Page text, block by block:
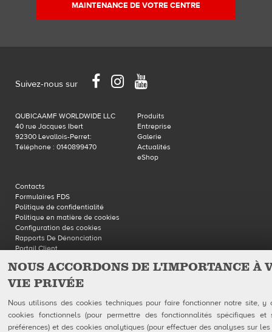
NOUS ACCORDONS DE L'IMPORTANCE À
VIE PRIVÉE
Nous utilisons des cookies techniques pour faire fonctionner notre site, y
cookies fonctionnels (pour permettre des fonctionnalités spécifiques et
préférences) et des cookies analytiques (pour effectuer des analyses sur
MAINTENANCE DE VOTRE CENTRE
QUBICAAMF WORLDWIDE LLC
40 rue Jacques Ibert
92300 Levallois-Perret:
Téléphone : 0140899470
Produits
Entreprise
Galerie
Actualités
eShop
Contacts
Formulaires FDS
Politique de confidentialité
Politique en matière de cookies
Configuration des cookies
Rapports De Dénonciation
Portail Client
Suivez-nous sur
FacebookInstagram
QubicaAMF Europe spa - Via della Croce Coperta, 15 40128 Bologna, Italy - VAT
IT04320910377
Copyright © 2026 Qubica Holdings s.r.l. All rights reserved.